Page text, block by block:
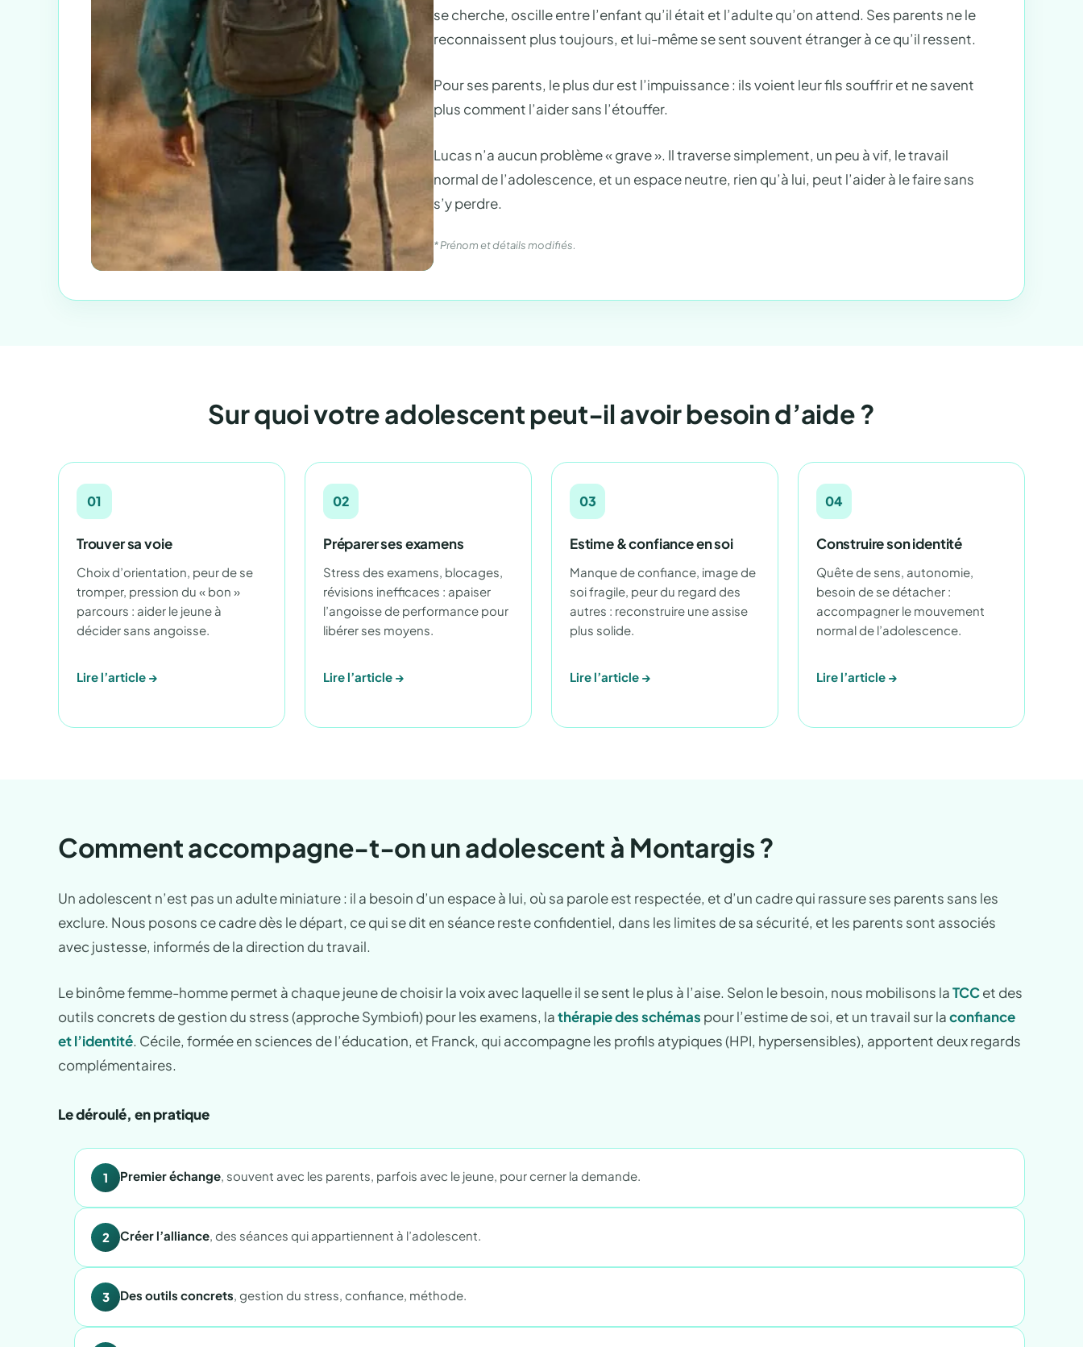
se cherche, oscille entre l’enfant qu’il était et l’adulte qu’on attend. Ses parents ne le
reconnaissent plus toujours, et lui-même se sent souvent étranger à ce qu’il ressent.
Pour ses parents, le plus dur est l’impuissance : ils voient leur fils souffrir et ne savent
plus comment l’aider sans l’étouffer.
Lucas n’a aucun problème « grave ». Il traverse simplement, un peu à vif, le travail
normal de l’adolescence, et un espace neutre, rien qu’à lui, peut l’aider à le faire sans
s’y perdre.
* Prénom et détails modifiés.
Sur quoi votre adolescent peut-il avoir besoin d’aide ?
01
Trouver sa voie
Choix d’orientation, peur de se
tromper, pression du « bon »
parcours : aider le jeune à
décider sans angoisse.
Lire l’article →
02
Préparer ses examens
Stress des examens, blocages,
révisions inefficaces : apaiser
l’angoisse de performance pour
libérer ses moyens.
Lire l’article →
03
Estime & confiance en soi
Manque de confiance, image de
soi fragile, peur du regard des
autres : reconstruire une assise
plus solide.
Lire l’article →
04
Construire son identité
Quête de sens, autonomie,
besoin de se détacher :
accompagner le mouvement
normal de l’adolescence.
Lire l’article →
Comment accompagne-t-on un adolescent à Montargis ?
Un adolescent n’est pas un adulte miniature : il a besoin d’un espace à lui, où sa parole est respectée, et d’un cadre qui rassure ses parents sans les
exclure. Nous posons ce cadre dès le départ, ce qui se dit en séance reste confidentiel, dans les limites de sa sécurité, et les parents sont associés
avec justesse, informés de la direction du travail.
Le binôme femme-homme permet à chaque jeune de choisir la voix avec laquelle il se sent le plus à l’aise. Selon le besoin, nous mobilisons laTCCet des
outils concrets de gestion du stress (approche Symbiofi) pour les examens, lathérapie des schémas pour l’estime de soi, et un travail sur laconfiance
et l’identité. Cécile, formée en sciences de l’éducation, et Franck, qui accompagne les profils atypiques (HPI, hypersensibles), apportent deux regards
complémentaires.
Le déroulé, en pratique
1 Premier échange , souvent avec les parents, parfois avec le jeune, pour cerner la demande.
2 Créer l’alliance , des séances qui appartiennent à l’adolescent.
3 Des outils concrets , gestion du stress, confiance, méthode.